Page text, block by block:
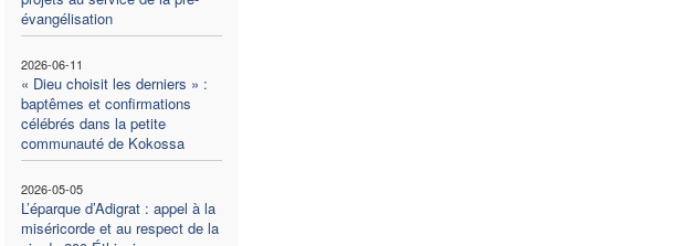
évangélisation
2026-06-11
« Dieu choisit les derniers » :
baptêmes et confirmations
célébrés dans la petite
communauté de Kokossa
2026-05-05
L’éparque d’Adigrat : appel à la
miséricorde et au respect de la